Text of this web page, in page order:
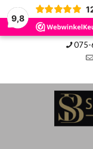
9,8
075-